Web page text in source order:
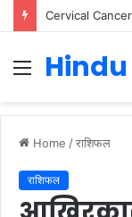
Menu
Home /राशिफल
राशिफल